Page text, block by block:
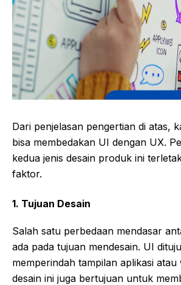
Dari penjelasan pengertian di atas,
bisa membedakan UI dengan UX.
kedua jenis desain produk ini
faktor.
1. Tujuan Desain
Salah satu perbedaan mendasar
ada pada tujuan mendesain. UI
memperindah tampilan aplikasi atau
desain ini juga bertujuan untuk